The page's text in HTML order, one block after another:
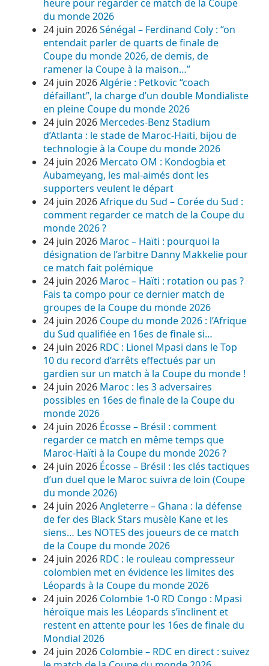
heure pour regarder ce match de la Coupe
du monde 2026
24 juin 2026Sénégal – Ferdinand Coly : “on
entendait parler de quarts de finale de
Coupe du monde 2026, de demis, de
ramener la Coupe à la maison…”
24 juin 2026Algérie : Petkovic “coach
défaillant”, la charge d’un double Mondialiste
en pleine Coupe du monde 2026
24 juin 2026 Mercedes-Benz Stadium
d’Atlanta : le stade de Maroc-Haïti, bijou de
technologie à la Coupe du monde 2026
24 juin 2026 Mercato OM : Kondogbia et
Aubameyang, les mal-aimés dont les
supporters veulent le départ
24 juin 2026Afrique du Sud – Corée du Sud :
comment regarder ce match de la Coupe du
monde 2026 ?
24 juin 2026 Maroc – Haïti : pourquoi la
désignation de l’arbitre Danny Makkelie pour
ce match fait polémique
24 juin 2026 Maroc – Haïti : rotation ou pas ?
Fais ta compo pour ce dernier match de
groupes de la Coupe du monde 2026
24 juin 2026 Coupe du monde 2026 : l’Afrique
du Sud qualifiée en 16es de finale si…
24 juin 2026 RDC : Lionel Mpasi dans le Top
10 du record d’arrêts effectués par un
gardien sur un match à la Coupe du monde !
24 juin 2026 Maroc : les 3 adversaires
possibles en 16es de finale de la Coupe du
monde 2026
24 juin 2026 Écosse – Brésil : comment
regarder ce match en même temps que
Maroc-Haïti à la Coupe du monde 2026 ?
24 juin 2026 Écosse – Brésil : les clés tactiques
d’un duel que le Maroc suivra de loin (Coupe
du monde 2026)
24 juin 2026Angleterre – Ghana : la défense
de fer des Black Stars musèle Kane et les
siens… Les NOTES des joueurs de ce match
de la Coupe du monde 2026
24 juin 2026 RDC : le rouleau compresseur
colombien met en évidence les limites des
Léopards à la Coupe du monde 2026
24 juin 2026 Colombie 1-0 RD Congo : Mpasi
héroïque mais les Léopards s’inclinent et
restent en attente pour les 16es de finale du
Mondial 2026
24 juin 2026 Colombie – RDC en direct : suivez